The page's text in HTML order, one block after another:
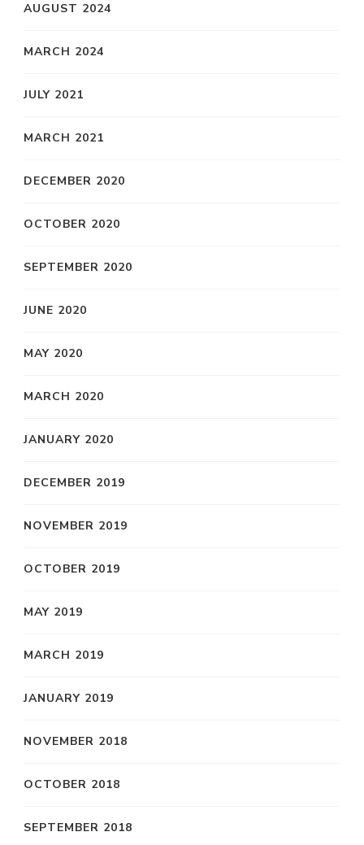
AUGUST 2024
MARCH 2024
JULY 2021
MARCH 2021
DECEMBER 2020
OCTOBER 2020
SEPTEMBER 2020
JUNE 2020
MAY 2020
MARCH 2020
JANUARY 2020
DECEMBER 2019
NOVEMBER 2019
OCTOBER 2019
MAY 2019
MARCH 2019
JANUARY 2019
NOVEMBER 2018
OCTOBER 2018
SEPTEMBER 2018